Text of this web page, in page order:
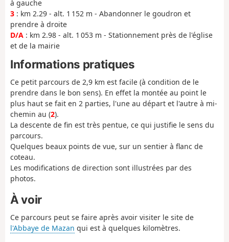
à gauche
3 : km 2.29 - alt. 1 152 m - Abandonner le goudron et
prendre à droite
D/A : km 2.98 - alt. 1 053 m - Stationnement près de l'église
et de la mairie
Informations pratiques
Ce petit parcours de 2,9 km est facile (à condition de le
prendre dans le bon sens). En effet la montée au point le
plus haut se fait en 2 parties, l'une au départ et l'autre à mi-
chemin au (2).
La descente de fin est très pentue, ce qui justifie le sens du
parcours.
Quelques beaux points de vue, sur un sentier à flanc de
coteau.
Les modifications de direction sont illustrées par des
photos.
À voir
Ce parcours peut se faire après avoir visiter le site de
l'Abbaye de Mazan qui est à quelques kilomètres.